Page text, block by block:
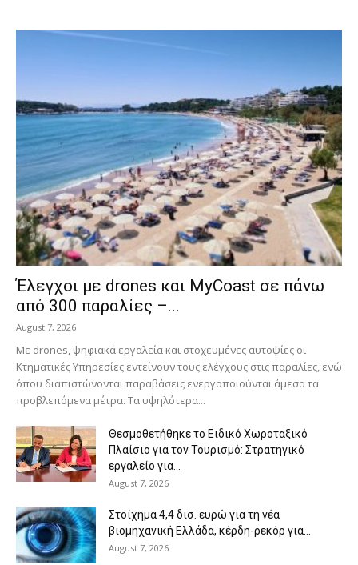
Έλεγχοι με drones και MyCoast σε πάνω
από 300 παραλίες –...
August 7, 2026
Με drones, ψηφιακά εργαλεία και στοχευμένες αυτοψίες οι
Κτηματικές Υπηρεσίες εντείνουν τους ελέγχους στις παραλίες, ενώ
όπου διαπιστώνονται παραβάσεις ενεργοποιούνται άμεσα τα
προβλεπόμενα μέτρα. Τα υψηλότερα...
Θεσμοθετήθηκε το Ειδικό Χωροταξικό
Πλαίσιο για τον Τουρισμό: Στρατηγικό
εργαλείο για...
August 7, 2026
Στοίχημα 4,4 δισ. ευρώ για τη νέα
βιομηχανική Ελλάδα, κέρδη-ρεκόρ για...
August 7, 2026